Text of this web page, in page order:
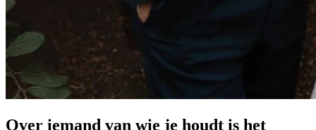
Over iemand van wie je houdt is het